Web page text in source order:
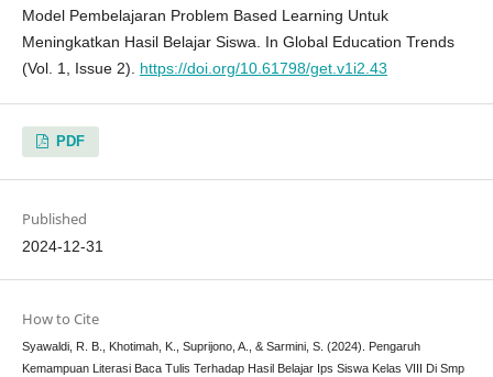
Model Pembelajaran Problem Based Learning Untuk
Meningkatkan Hasil Belajar Siswa. In Global Education Trends
(Vol. 1, Issue 2). https://doi.org/10.61798/get.v1i2.43
PDF
Published
2024-12-31
How to Cite
Syawaldi, R. B., Khotimah, K., Suprijono, A., & Sarmini, S. (2024). Pengaruh
Kemampuan Literasi Baca Tulis Terhadap Hasil Belajar Ips Siswa Kelas VIII Di Smp